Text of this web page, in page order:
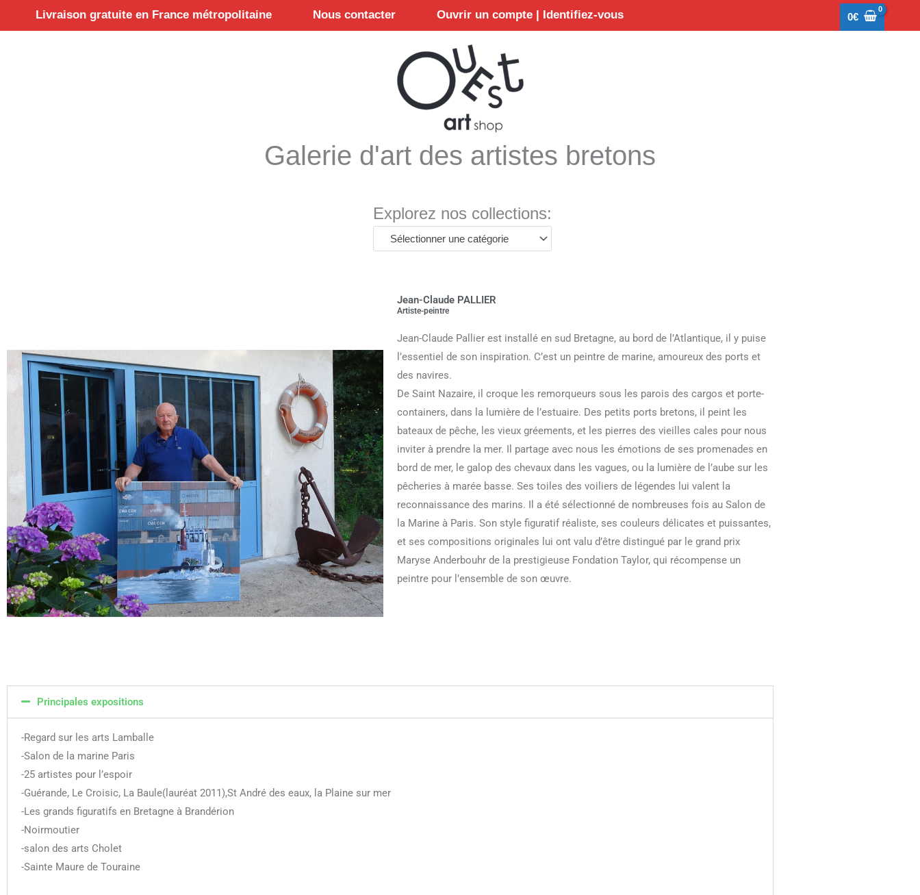
Livraison gratuite en France métropolitaine Nous contacter Ouvrir un compte | Identifiez-vous 0€
Galerie d'art des artistes bretons
Explorez nos collections:
Sélectionner une catégorie
Jean-Claude PALLIER
Artiste-peintre
Jean-Claude Pallier est installé en sud Bretagne, au bord de l’Atlantique, il y puise
l’essentiel de son inspiration. C’est un peintre de marine, amoureux des ports et
des navires.
De Saint Nazaire, il croque les remorqueurs sous les parois des cargos et porte-
containers, dans la lumière de l’estuaire. Des petits ports bretons, il peint les
bateaux de pêche, les vieux gréements, et les pierres des vieilles cales pour nous
inviter à prendre la mer. Il partage avec nous les émotions de ses promenades en
bord de mer, le galop des chevaux dans les vagues, ou la lumière de l’aube sur les
pêcheries à marée basse. Ses toiles des voiliers de légendes lui valent la
reconnaissance des marins. Il a été sélectionné de nombreuses fois au Salon de
la Marine à Paris. Son style figuratif réaliste, ses couleurs délicates et puissantes,
et ses compositions originales lui ont valu d’être distingué par le grand prix
Maryse Anderbouhr de la prestigieuse Fondation Taylor, qui récompense un
peintre pour l’ensemble de son œuvre.
Principales expositions
-Regard sur les arts Lamballe
-Salon de la marine Paris
-25 artistes pour l’espoir
-Guérande, Le Croisic, La Baule(lauréat 2011),St André des eaux, la Plaine sur mer
-Les grands figuratifs en Bretagne à Brandérion
-Noirmoutier
-salon des arts Cholet
-Sainte Maure de Touraine